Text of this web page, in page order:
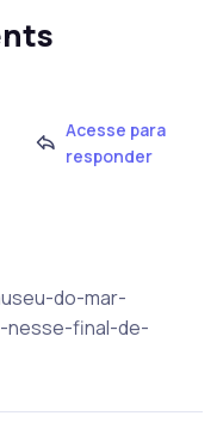
Acesse para
responder
do-mar-
final-de-